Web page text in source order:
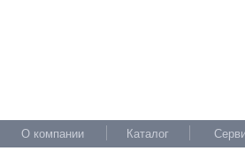
О компании Каталог